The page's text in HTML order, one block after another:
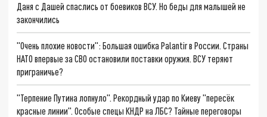
Даня с Дашей спаслись от боевиков ВСУ. Но беды для малышей не
закончились
"Очень плохие новости": Большая ошибка Palantir в России. Страны
НАТО впервые за СВО остановили поставки оружия. ВСУ теряют
приграничье?
"Терпение Путина лопнуло". Рекордный удар по Киеву "пересёк
красные линии". Особые спецы КНДР на ЛБС? Тайные переговоры